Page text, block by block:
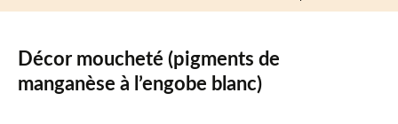
Décor moucheté (pigments de
manganèse à l’engobe blanc)